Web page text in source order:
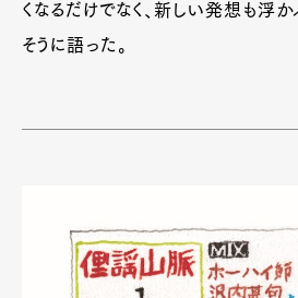
くなるだけでなく、新しい発想も浮
そうに語った。